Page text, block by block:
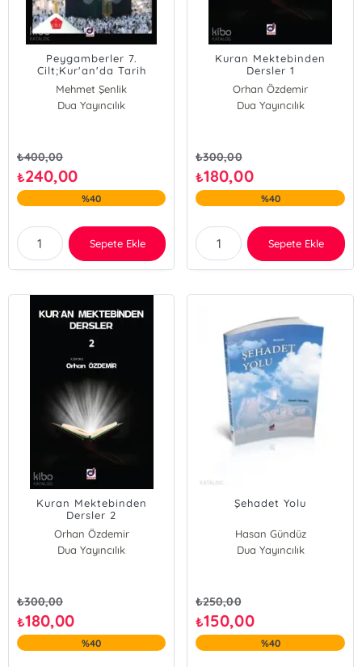
Peygamberler 7.
Cilt;Kur'an'da Tarih
Mefhumu ve Tevhidi
Mücadelenin Önderleri
Mehmet Şenlik
Dua Yayıncılık
₺400,00
₺240,00
%40
Sepete Ekle
Kuran Mektebinden
Dersler 1
Orhan Özdemir
Dua Yayıncılık
₺300,00
₺180,00
%40
Sepete Ekle
Kuran Mektebinden
Dersler 2
Orhan Özdemir
Dua Yayıncılık
₺300,00
₺180,00
%40
Şehadet Yolu
Hasan Gündüz
Dua Yayıncılık
₺250,00
₺150,00
%40